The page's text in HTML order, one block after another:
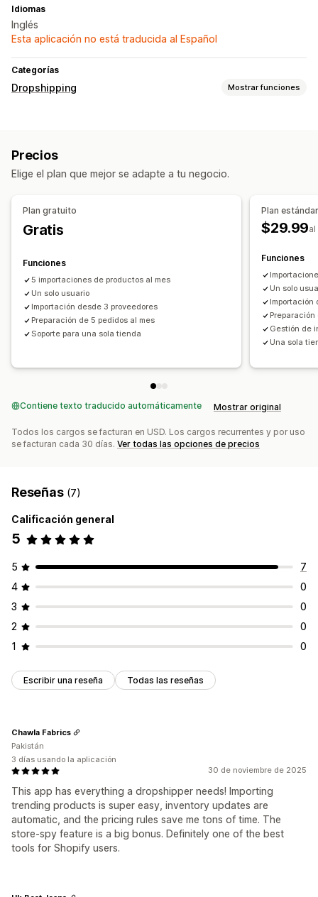
Idiomas
Inglés
Esta aplicación no está traducida al Español
Categorías
Dropshipping Mostrar funciones
Salud y belleza
Arte y manualidades Entretenimiento y multimedia
Productos deportivos
Muebles
Negocio y oficina
Sucursales de abastecimiento
China
Estados Unidos
Precios
Elige el plan que mejor se adapte a tu negocio.
Plan gratuito
Gratis
Funciones
5 importaciones de productos al mes
Un solo usuario
Importación desde 3 proveedores
Preparación de 5 pedidos al mes
Soporte para una sola tienda
Plan
$29.99
Funciones
Un solo
Importación
Gestión de
Una sola
Contiene texto traducido automáticamente Mostrar original
Todos los cargos se facturan en USD. Los cargos recurrentes y por uso
se facturan cada 30 días. Ver todas las opciones de precios
Reseñas (7)
Calificación general
5
5
7
4
0
3
0
2
0
1
0
Escribir una reseña Todas las reseñas
30 de noviembre de 2025
This app has everything a dropshipper needs! Importing
trending products is super easy, inventory updates are
automatic, and the pricing rules save me tons of time. The
store-spy feature is a big bonus. Definitely one of the best
tools for Shopify users.
Chawla Fabrics
Pakistán
3 días usando la aplicación